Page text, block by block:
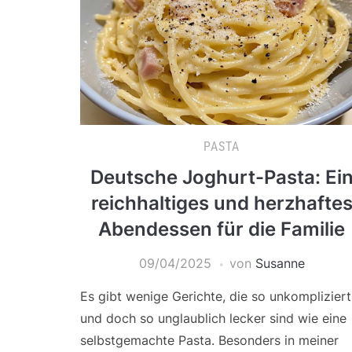
PASTA
Deutsche Joghurt-Pasta:
reichhaltiges und herzhaftes
Abendessen für die Familie
09/04/2025 von Susanne
Es gibt wenige Gerichte, die so unkompliziert
und doch so unglaublich lecker sind wie eine
selbstgemachte Pasta. Besonders in meiner